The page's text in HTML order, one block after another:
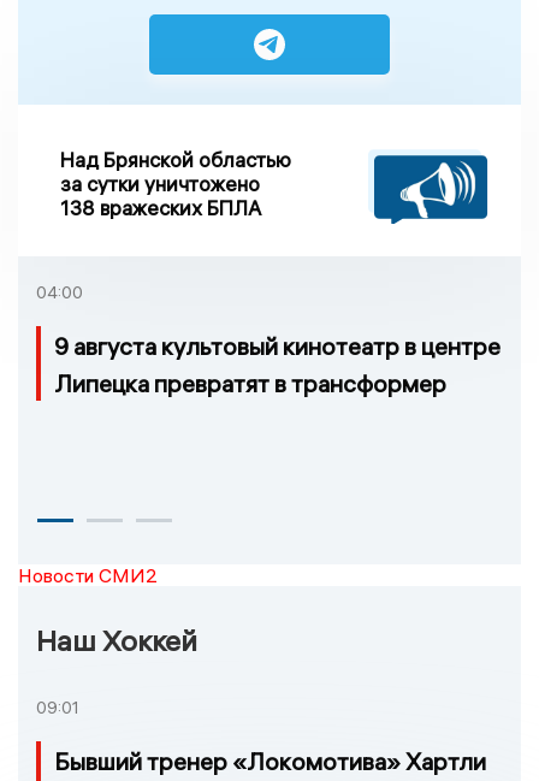
Над Брянской областью
за сутки уничтожено
138 вражеских БПЛА
04:00
9 августа культовый кинотеатр в центре
Липецка превратят в трансформер
Новости СМИ2
Наш Хоккей
09:01
Бывший тренер «Локомотива» Хартли